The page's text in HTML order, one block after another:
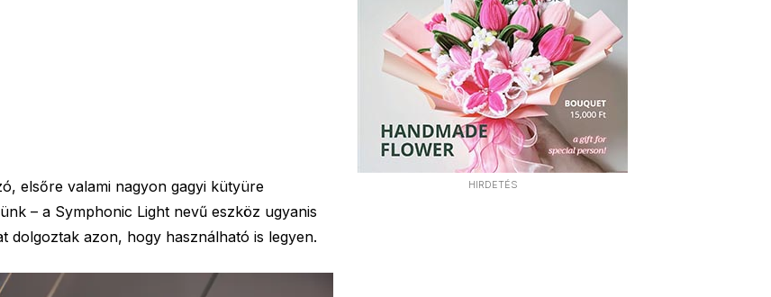
HIRDETÉS
elsőre valami nagyon gagyi kütyüre
– a Symphonic Light nevű eszköz ugyanis
dolgoztak azon, hogy használható is legyen.